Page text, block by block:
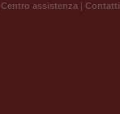
Centro assistenza | Contatti